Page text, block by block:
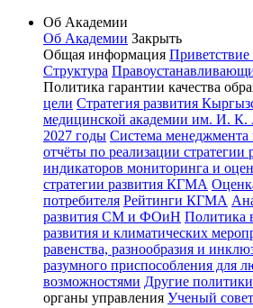
Об Академии
Об Академии Закрыть
Общая информация Приветствие
Структура
Политика гарантии качества
цели Стратегия развития
медицинской академии им. И. К.
2027 годы Система менеджмента
отчёты по реализации стратегии
индикаторов мониторинга и
стратегии развития КГМА
потребителя Рейтинги КГМА
развития СМ и ФОиН Политика
развития и климатических
равенства, разнообразия и
разумного приспособления для
возможностями Другие политики
органы управления Ученый совет